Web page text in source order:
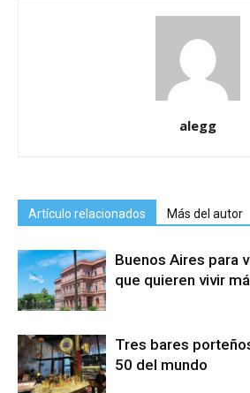
alegg
Artículo relacionados Más del autor
Buenos Aires para
que quieren vivir
Tres bares
50 del mundo